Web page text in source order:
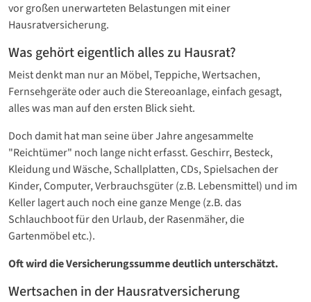
vor großen unerwarteten Belastungen mit einer
Hausratversicherung.
Was gehört eigentlich alles zu Hausrat?
Meist denkt man nur an Möbel, Teppiche, Wertsachen,
Fernsehgeräte oder auch die Stereoanlage, einfach gesagt,
alles was man auf den ersten Blick sieht.
Doch damit hat man seine über Jahre angesammelte
"Reichtümer" noch lange nicht erfasst. Geschirr, Besteck,
Kleidung und Wäsche, Schallplatten, CDs, Spielsachen der
Kinder, Computer, Verbrauchsgüter (z.B. Lebensmittel) und im
Keller lagert auch noch eine ganze Menge (z.B. das
Schlauchboot für den Urlaub, der Rasenmäher, die
Gartenmöbel etc.).
Oft wird die Versicherungssumme deutlich unterschätzt.
Wertsachen in der Hausratversicherung